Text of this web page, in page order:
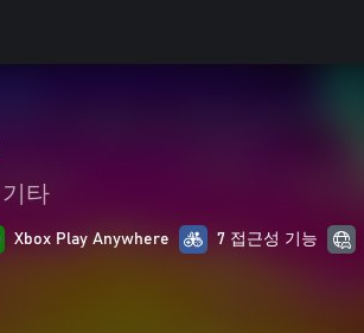
기타
Xbox Play Anywhere 7 접근성 기능